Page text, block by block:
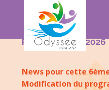
Rentrée 2025/2026
News pour cette
Modification du